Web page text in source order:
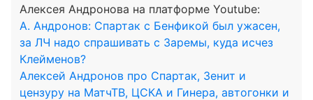
Алексея Андронова на платформе Youtube:
А. Андронов: Спартак с Бенфикой был ужасен,
за ЛЧ надо спрашивать с Заремы, куда исчез
Клейменов?
Алексей Андронов про Спартак, Зенит и
цензуру на МатчТВ, ЦСКА и Гинера, автогонки и